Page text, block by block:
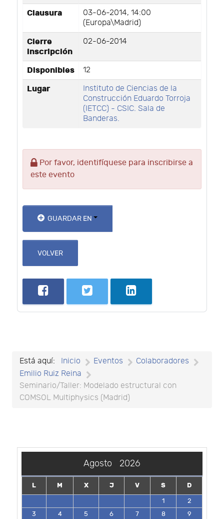
Clausura
03-06-2014, 14:00
(Europa\Madrid)
Cierre
inscripción
02-06-2014
Disponibles 12
Lugar
Instituto de Ciencias de la
Construcción Eduardo Torroja
(IETCC) - CSIC. Sala de
Banderas.
Por favor, identifíquese para inscribirse a
este evento
GUARDAR EN
VOLVER
Está aquí: Inicio Eventos
Colaboradores
Emilio Ruiz Reina
Seminario/Taller: Modelado estructural con
COMSOL Multiphysics (Madrid)
Agosto 2026
L M X J V S
D
1
2
3
4 5 6 7 8
9